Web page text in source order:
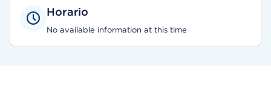
Horario
No available information at this time